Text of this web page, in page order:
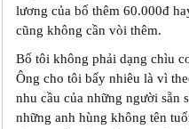
lương của bố thêm 60.000đ
cũng không cần vòi thêm.
Bố tôi không phải dạng chìu
Ông cho tôi bấy nhiêu là vì
nhu cầu của những người sẵn
những anh hùng không tên